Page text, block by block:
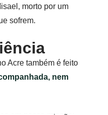
morto por um
sofrem.
Acre também é feito
nem